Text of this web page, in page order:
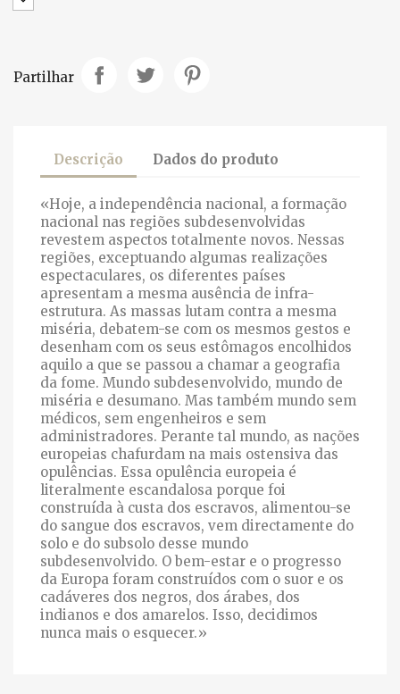
Partilhar
Descrição Dados do produto
«Hoje, a independência nacional, a formação
nacional nas regiões subdesenvolvidas
revestem aspectos totalmente novos. Nessas
regiões, exceptuando algumas realizações
espectaculares, os diferentes países
apresentam a mesma ausência de infra-
estrutura. As massas lutam contra a mesma
miséria, debatem-se com os mesmos gestos e
desenham com os seus estômagos encolhidos
aquilo a que se passou a chamar a geografia
da fome. Mundo subdesenvolvido, mundo de
miséria e desumano. Mas também mundo sem
médicos, sem engenheiros e sem
administradores. Perante tal mundo, as nações
europeias chafurdam na mais ostensiva das
opulências. Essa opulência europeia é
literalmente escandalosa porque foi
construída à custa dos escravos, alimentou-se
do sangue dos escravos, vem directamente do
solo e do subsolo desse mundo
subdesenvolvido. O bem-estar e o progresso
da Europa foram construídos com o suor e os
cadáveres dos negros, dos árabes, dos
indianos e dos amarelos. Isso, decidimos
nunca mais o esquecer.»